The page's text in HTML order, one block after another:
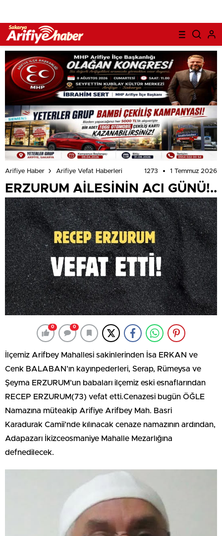
Arifiye Haber Arifiye Vefat Haberleri 1273 1 Temmuz 2026
ERZURUM AİLESİNİN ACI GÜNÜ!..
0 0
İlçemiz Arifbey Mahallesi sakinlerinden İsa ERKAN ve
Cenk BALABAN’ın kayınpederleri, Serap, Rümeysa ve
Şeyma ERZURUM’un babaları ilçemiz eski esnaflarından
RECEP ERZURUM(73) vefat etti.Cenazesi bugün ÖĞLE
Namazına müteakip Arifiye Arifbey Mah. Basri
Karadurak Camii’nde kılınacak cenaze namazının ardından,
Adapazarı İkizceosmaniye Mahalle Mezarlığına
defnedilecek.